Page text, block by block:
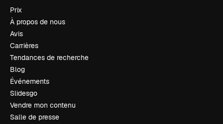
Prix
À propos de nous
Avis
Carrières
Tendances de recherche
Blog
Événements
Slidesgo
Vendre mon contenu
Salle de presse